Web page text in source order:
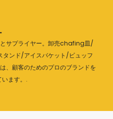
サプライヤー。卸売chafing皿/
タンド/アイスバケット/ビュッフ
、顧客のためのプロのブランドを
ます。.